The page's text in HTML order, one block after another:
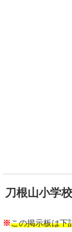
刀根山小学
※この掲示板は下